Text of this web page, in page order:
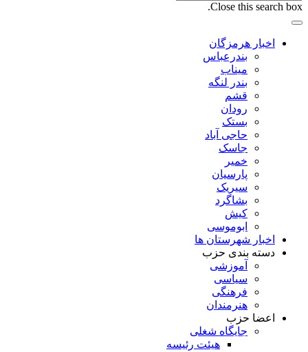
Close this search box.
اخبار هرمزگان
بندرعباس
میناب
بندر لنگه
قشم
رودان
بستک
حاجی آباد
جاسک
خمیر
پارسیان
سیریک
بشاگرد
کیش
ابوموسی
اخبار شهرستان ها
دسته بندی حزب
آموزشی
سیاسی
فرهنگی
هنرمندان
اعضا حزب
جایگاه شغلی
هیئت رئیسه